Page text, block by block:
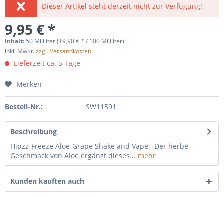
Dieser Artikel steht derzeit nicht zur Verfügung!
9,95 € *
Inhalt: 50 Mililiter (19,90 € * / 100 Mililiter)
inkl. MwSt.zzgl. Versandkosten
Lieferzeit ca. 5 Tage
Merken
Bestell-Nr.: SW11591
Beschreibung
Hipzz-Freeze Aloe-Grape Shake and Vape. Der herbe
Geschmack von Aloe ergänzt dieses... mehr
Kunden kauften auch